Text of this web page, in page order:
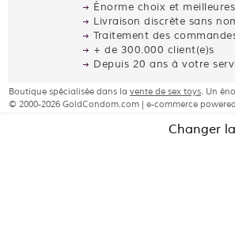
Énorme choix et
Livraison discrète sans
Traitement des
+ de 300.000 client(e)s
Depuis 20 ans à votre
Boutique spécialisée dans la vente de sex toys. Un
© 2000-2026 GoldCondom.com | e-commerce
Changer